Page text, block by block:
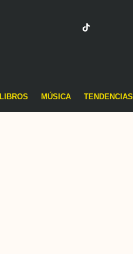
LIBROS MÚSICA TENDENCIAS